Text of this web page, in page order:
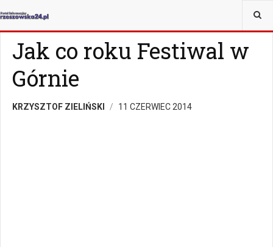
JESTEŚ TUTAJ:
Jak co roku Festiwal w
Górnie
KRZYSZTOF ZIELIŃSKI 11 CZERWIEC 2014